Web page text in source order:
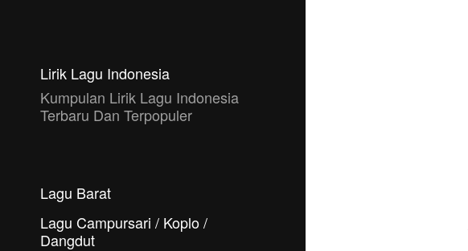
Lirik Lagu Indonesia
Kumpulan Lirik Lagu Indonesia
Terbaru Dan Terpopuler
Lagu Barat
Lagu Campursari / Koplo /
Dangdut